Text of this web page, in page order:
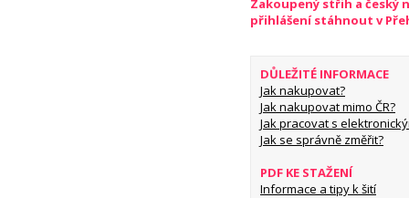
Zakoupený střih a český
přihlášení stáhnout v
DŮLEŽITÉ INFORMACE
Jak nakupovat?
Jak nakupovat mimo ČR?
Jak pracovat s
Jak se správně změřit?
PDF KE STAŽENÍ
Informace a tipy k šití